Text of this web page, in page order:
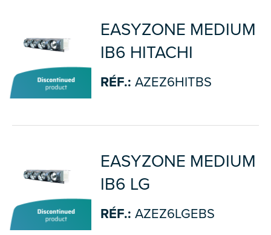
EASYZONE MEDIUM
IB6 HITACHI
RÉF.: AZEZ6HITBS
EASYZONE MEDIUM
IB6 LG
RÉF.: AZEZ6LGEBS